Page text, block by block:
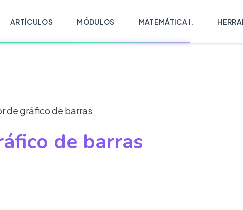
ARTÍCULOS MÓDULOS MATEMÁTICA I.
de gráfico de barras
de barras